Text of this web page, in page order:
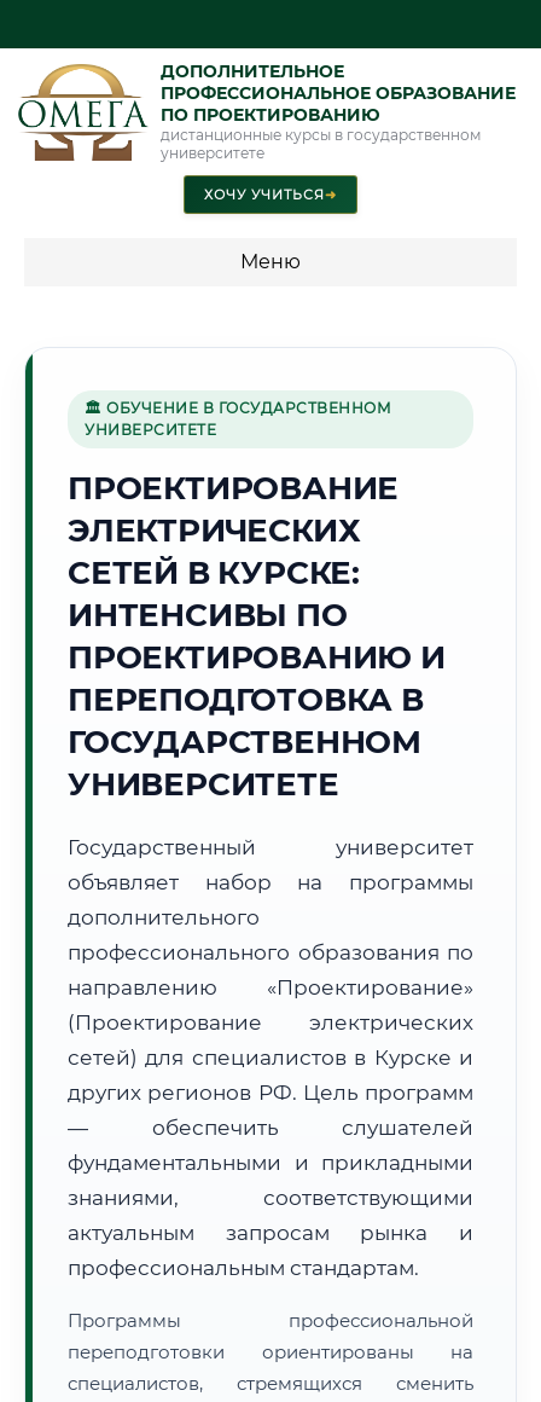
ДОПОЛНИТЕЛЬНОЕ
ПРОФЕССИОНАЛЬНОЕ ОБРАЗОВАНИЕ
ПО ПРОЕКТИРОВАНИЮ
дистанционные курсы в государственном
университете
ХОЧУ УЧИТЬСЯ➜
Меню
🌻
Г. КУРСК
13:25:22
2026 г.
Погода в г. Курск:⛅ +21°C, Переменная облачность
🌅 Восход: 05:10 🌇 Закат:20:10
Субъект:
Курская область
Часовой пояс:
Формат учебы:
Дистанционно
🗺️ Зона обслуживания: г. Курск
• Маршрут транзита:~3 064 км
📜 Документы и аккредитация ФИС ФРДО
🏛 ОБУЧЕНИЕ В ГОСУДАРСТВЕННОМ
УНИВЕРСИТЕТЕ
ПРОЕКТИРОВАНИЕ
ЭЛЕКТРИЧЕСКИХ
СЕТЕЙ В КУРСКЕ:
ИНТЕНСИВЫ ПО
ПРОЕКТИРОВАНИЮ И
ПЕРЕПОДГОТОВКА В
ГОСУДАРСТВЕННОМ
УНИВЕРСИТЕТЕ
Государственный университет
объявляет набор на программы
дополнительного
профессионального образования по
направлению «Проектирование»
(Проектирование электрических
сетей) для специалистов в Курске и
других регионов РФ. Цель программ
— обеспечить слушателей
фундаментальными и прикладными
знаниями, соответствующими
актуальным запросам рынка и
профессиональным стандартам.
Программы профессиональной
переподготовки ориентированы на
специалистов, стремящихся сменить